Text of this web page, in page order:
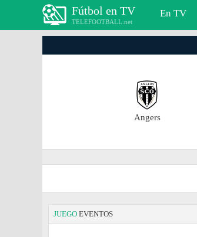
Fútbol en TV
TELEFOOTBALL.net
En TV
Angers
JUEGO EVENTOS